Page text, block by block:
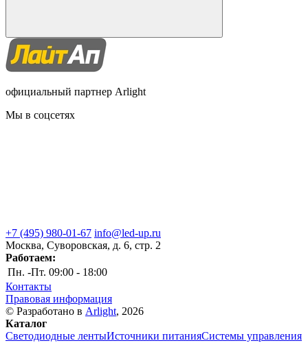
официальный партнер Arlight
Мы в соцсетях
+7 (495) 980-01-67 info@led-up.ru
Москва, Суворовская, д. 6, стр. 2
Работаем:
Пн. -Пт. 09:00 - 18:00
Контакты
Правовая информация
© Разработано в Arlight, 2026
Каталог
Светодиодные лентыИсточники питанияСистемы управления